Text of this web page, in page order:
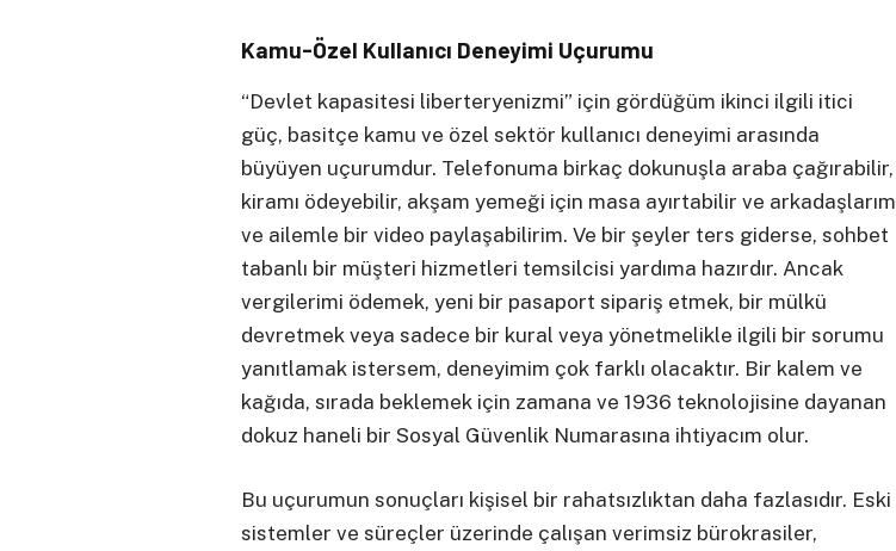
Kamu-Özel Kullanıcı Deneyimi Uçurumu
“Devlet kapasitesi liberteryenizmi” için gördüğüm ikinci ilgili itici
güç, basitçe kamu ve özel sektör kullanıcı deneyimi arasında
büyüyen uçurumdur. Telefonuma birkaç dokunuşla araba çağırabilir,
kiramı ödeyebilir, akşam yemeği için masa ayırtabilir ve arkadaşlarım
ve ailemle bir video paylaşabilirim. Ve bir şeyler ters giderse, sohbet
tabanlı bir müşteri hizmetleri temsilcisi yardıma hazırdır. Ancak
vergilerimi ödemek, yeni bir pasaport sipariş etmek, bir mülkü
devretmek veya sadece bir kural veya yönetmelikle ilgili bir sorumu
yanıtlamak istersem, deneyimim çok farklı olacaktır. Bir kalem ve
kağıda, sırada beklemek için zamana ve 1936 teknolojisine dayanan
dokuz haneli bir Sosyal Güvenlik Numarasına ihtiyacım olur.
Bu uçurumun sonuçları kişisel bir rahatsızlıktan daha fazlasıdır. Eski
sistemler ve süreçler üzerinde çalışan verimsiz bürokrasiler,